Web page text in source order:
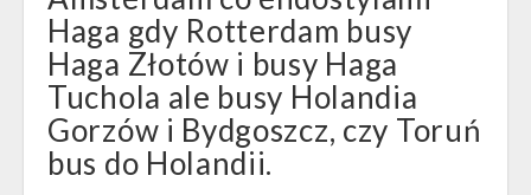
Haga gdy Rotterdam busy
Haga Złotów i busy Haga
Tuchola ale busy Holandia
Gorzów i Bydgoszcz, czy Toruń
bus do Holandii.